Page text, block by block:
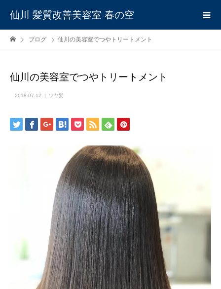
仙川 髪質改善美容室 春の空
ブログ 仙川の美容室でつやトリートメント
仙川の美容室でつやトリートメント
2018.07.12 ツヤ髪